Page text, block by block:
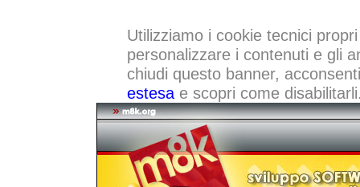
Utilizziamo i cookie tecnici
personalizzare i contenuti e gli
chiudi questo banner,
estesae scopri come